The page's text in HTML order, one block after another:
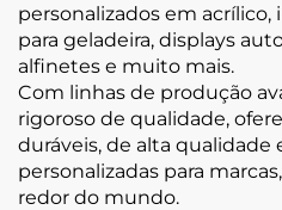
personalizados em
para geladeira, displays
alfinetes e muito mais.
Com linhas de produção
rigoroso de qualidade,
duráveis, de alta
personalizadas para
redor do mundo.